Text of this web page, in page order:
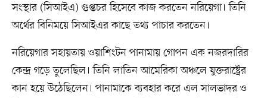
সংস্থার (সিআইএ) গুপ্তচর হিসেবে কাজ করতেন নরিয়েগা। তিনি
অর্থের বিনিময়ে সিআইএর কাছে তথ্য পাচার করতেন।
নরিয়েগার সহায়তায় ওয়াশিংটন পানামায় গোপন এক নজরদারির
কেন্দ্র গড়ে তুলেছিল। তিনি লাতিন আমেরিকা অঞ্চলে যুক্তরাষ্ট্রের
কান হয়ে উঠেছিলেন। পানামাকে ব্যবহার করে এল সালভাদর ও